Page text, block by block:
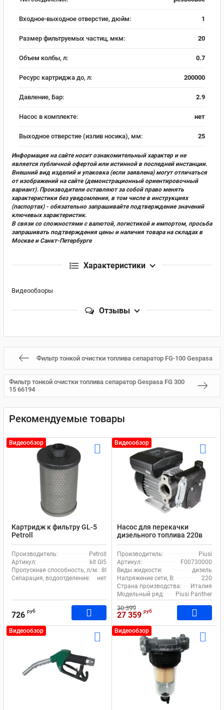
Входное-выходное отверстие, дюйм: 1
Размер фильтруемых частиц, мкм: 20
Объем колбы, л: 0.7
Ресурс картриджа до, л: 200000
Давление, Бар: 2.9
Насос в комплекте: нет
Выходное отверстие (излив носика), мм: 25
Информация на сайте носит ознакомительный характер и не
является публичной офертой или истинной в последней инстанции.
Внешний вид изделий и упаковка (если заявлена) могут отличаться
от изображений на сайте (демонстрационный ориентировочный
вариант). Производители оставляют за собой право менять
характеристики без уведомления, в том числе в инструкциях
(паспортах) - обязательно запрашивайте подтверждение значений
ключевых характеристик.
В связи со сложностями с валютой, логистикой и импортом, просьба
запрашивать подтверждения цены и наличия товара на складах в
Москве и Санкт-Петербурге
Характеристики
Видеообзоры
Отзывы
Фильтр тонкой очистки топлива сепаратор FG-100 Gespasa
Фильтр тонкой очистки топлива сепаратор Gespasa FG 300
15 66194
Рекомендуемые товары
Видеообзор
Картридж к фильтру GL-5
Petroll
Производитель:
Petroll
Артикул:
kit Gl5
Пропускная способность, л/м: 80
Сепарация, водоотделение:
нет
726 руб
Видеообзор
Насос для перекачки
дизельного топлива 220в
Piusi Panther 56 F00730000
Производитель:
Piusi
Артикул:
F00730000
Виды жидкости:
дизель
Напряжение сети, В:
220
Страна производства:
Италия
Модельный ряд:
Piusi Panther
30 399
27 359 руб
Видеообзор Видеообзор